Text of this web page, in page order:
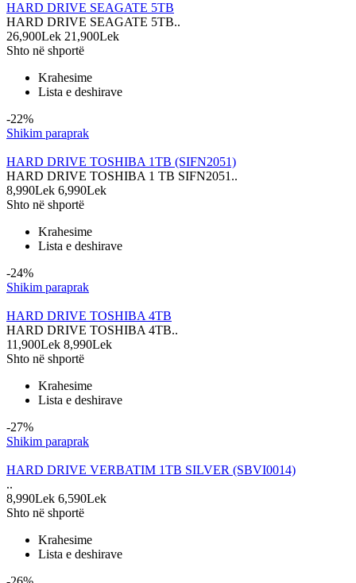
HARD DRIVE SEAGATE 5TB
HARD DRIVE SEAGATE 5TB..
26,900Lek 21,900Lek
Shto në shportë
Krahesime
Lista e deshirave
-22%
Shikim paraprak
HARD DRIVE TOSHIBA 1TB (SIFN2051)
HARD DRIVE TOSHIBA 1 TB SIFN2051..
8,990Lek 6,990Lek
Shto në shportë
Krahesime
Lista e deshirave
-24%
Shikim paraprak
HARD DRIVE TOSHIBA 4TB
HARD DRIVE TOSHIBA 4TB..
11,900Lek 8,990Lek
Shto në shportë
Krahesime
Lista e deshirave
-27%
Shikim paraprak
HARD DRIVE VERBATIM 1TB SILVER (SBVI0014)
..
8,990Lek 6,590Lek
Shto në shportë
Krahesime
Lista e deshirave